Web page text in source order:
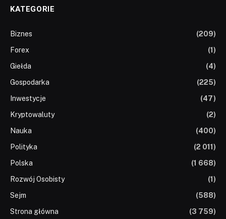
KATEGORIE
Biznes
(209)
Forex
(1)
Giełda
(4)
Gospodarka
(225)
Inwestycje
(47)
Kryptowaluty
(2)
Nauka
(400)
Polityka
(2 011)
Polska
(1 668)
Rozwój Osobisty
(1)
Sejm
(588)
Strona główna
(3 759)